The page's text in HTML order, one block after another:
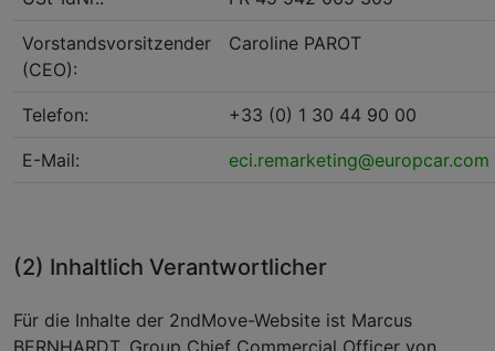
Vorstandsvorsitzender
(CEO):
Caroline PAROT
Telefon: +33 (0) 1 30 44 90 00
E-Mail: eci.remarketing@europcar.com
(2) Inhaltlich Verantwortlicher
Für die Inhalte der 2ndMove-Website ist Marcus
BERNHARDT, Group Chief Commercial Officer von